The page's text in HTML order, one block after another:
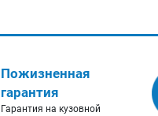
Пожизненная
гарантия
Гарантия на кузовной